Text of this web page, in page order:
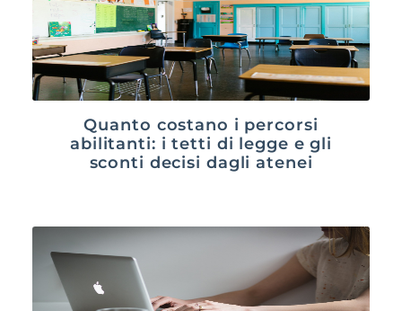
Quanto costano i percorsi
abilitanti: i tetti di legge e gli
sconti decisi dagli atenei